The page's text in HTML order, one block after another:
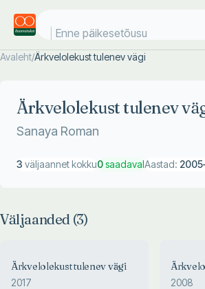
Enne päikesetõusu
Avaleht/Ärkvelolekust tulenev vägi
Ärkvelolekust tulenev
Sanaya Roman
3 väljaannet kokku0saadavalAastad: 2005
Väljaanded (3)
Ärkvelolekust tulenev vägi
2017 2008